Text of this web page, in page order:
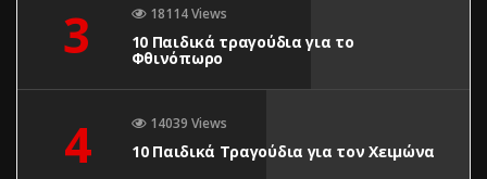
3 18114 Views
10 Παιδικά τραγούδια για το
Φθινόπωρο
4 14039 Views
10 Παιδικά Τραγούδια για τον Χειμώνα